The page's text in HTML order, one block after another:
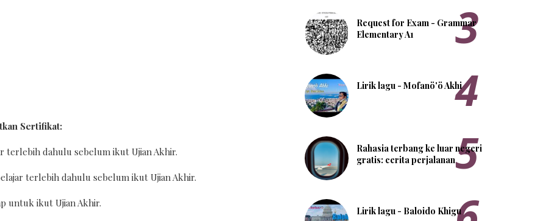
Sertifikat:
terlebih dahulu sebelum ikut Ujian Akhir.
terlebih dahulu sebelum ikut Ujian Akhir.
untuk ikut Ujian Akhir.
Request for Exam - Grammar
Elementary A1
Lirik lagu - Mofanö'ö Akhi
Rahasia terbang ke luar negeri
gratis: cerita perjalanan
Lirik lagu - Baloido Khigu